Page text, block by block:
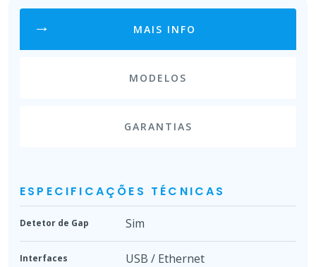
MAIS INFO
MODELOS
GARANTIAS
ESPECIFICAÇÕES TÉCNICAS
Detetor de Gap Sim
Interfaces USB / Ethernet